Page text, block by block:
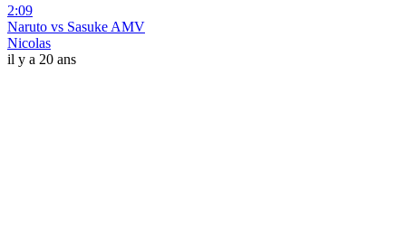
2:09
Naruto vs Sasuke AMV
Nicolas
il y a 20 ans